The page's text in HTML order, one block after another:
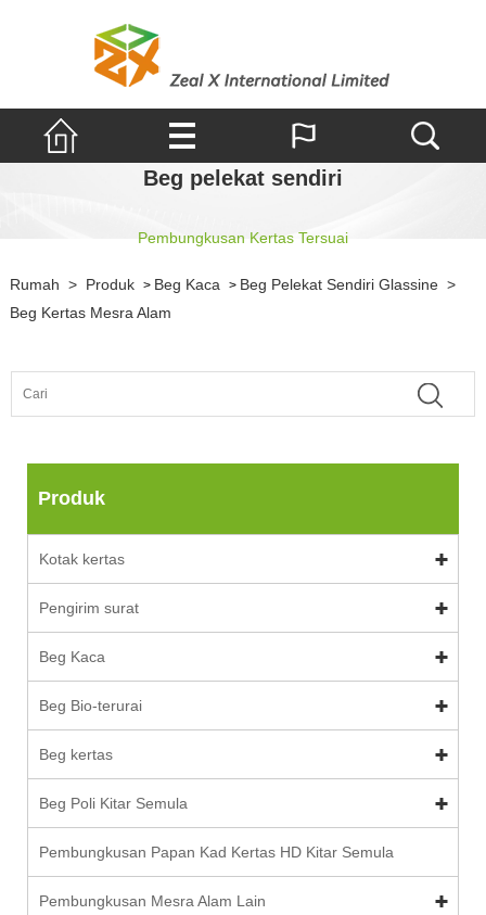
Beg pelekat sendiri
Pembungkusan Kertas Tersuai
Rumah > Produk > Beg Kaca > Beg Pelekat Sendiri Glassine >
Beg Kertas Mesra Alam
Produk
Kotak kertas
Pengirim surat
Beg Kaca
Beg Bio-terurai
Beg kertas
Beg Poli Kitar Semula
Pembungkusan Papan Kad Kertas HD Kitar Semula
Pembungkusan Mesra Alam Lain